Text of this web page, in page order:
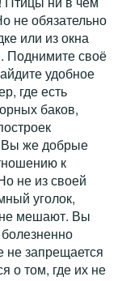
не обязательно
или из окна
Поднимите своё
удобное
где есть
баков,
Вы же добрые
к
не из своей
уголок,
не мешают. Вы
не запрещается
о том, где их не